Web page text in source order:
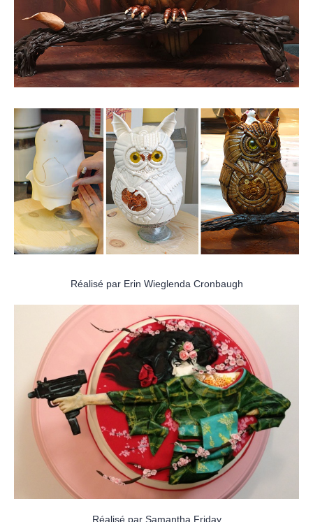
Réalisé par Erin Wieglenda Cronbaugh
Réalisé par Samantha Friday